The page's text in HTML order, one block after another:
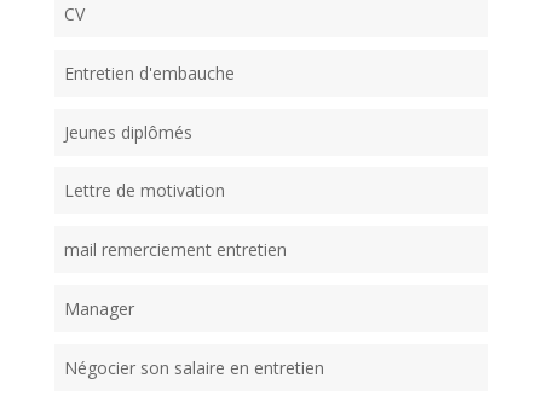
CV
Entretien d'embauche
Jeunes diplômés
Lettre de motivation
mail remerciement entretien
Manager
Négocier son salaire en entretien